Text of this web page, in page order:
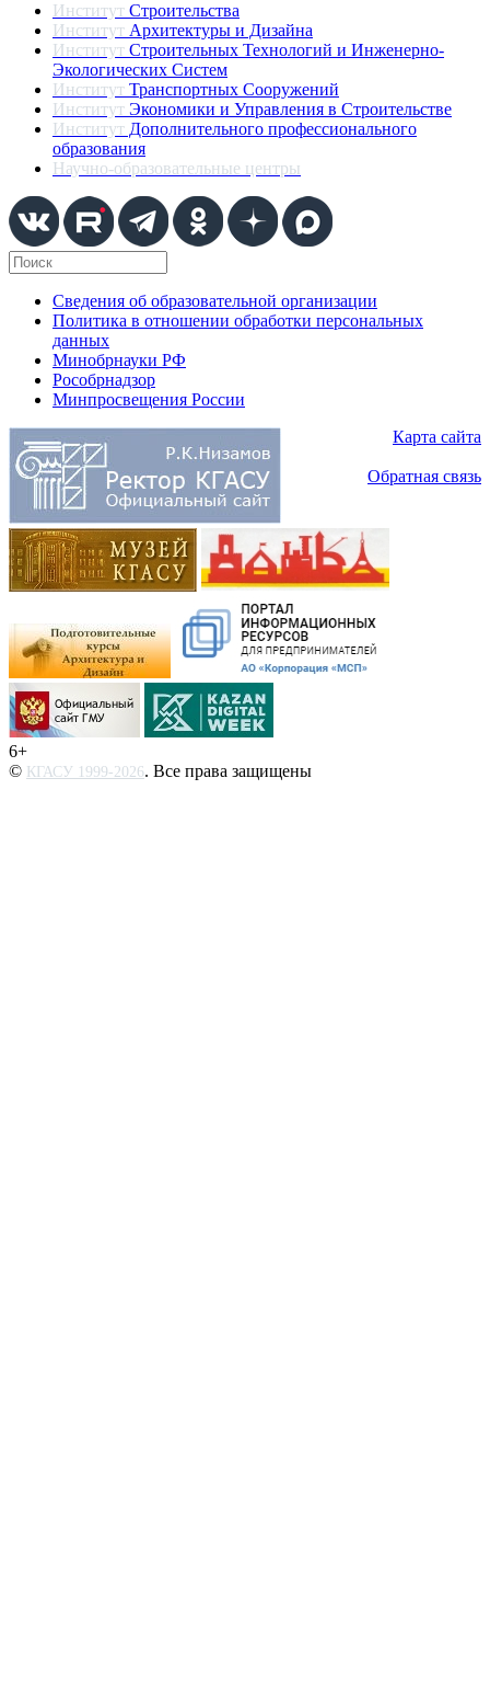
Институт Строительства
Институт Архитектуры и Дизайна
Институт Строительных Технологий и Инженерно-
Экологических Систем
Институт Транспортных Сооружений
Институт Экономики и Управления в Строительстве
Институт Дополнительного профессионального
образования
Научно-образовательные центры
Сведения об образовательной организации
Политика в отношении обработки персональных
данных
Минобрнауки РФ
Рособрнадзор
Минпросвещения России
Карта сайта
Обратная связь
6+
© КГАСУ 1999-2026. Все права защищены